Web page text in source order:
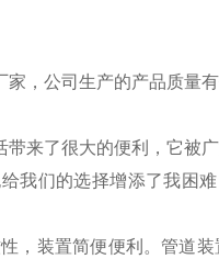
，公司生产的产品质量
来了很大的便利，它被
我们的选择增添了我困
，装置简便便利。管道